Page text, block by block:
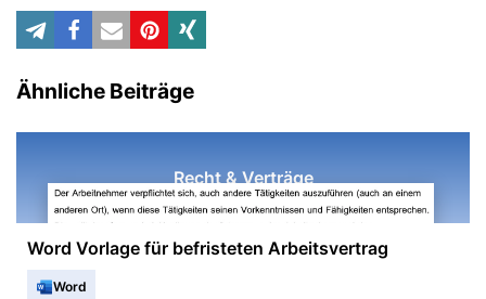
Ähnliche Beiträge
Recht & Verträge
Word Vorlage für befristeten Arbeitsvertrag
Word